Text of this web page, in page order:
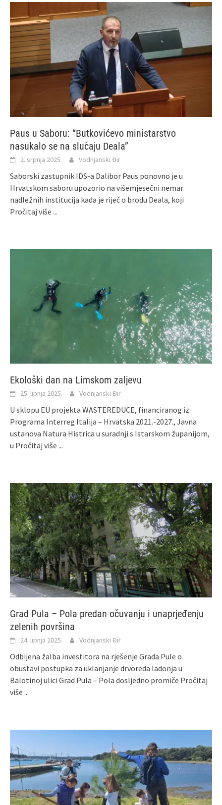
Paus u Saboru: “Butkovićevo ministarstvo
nasukalo se na slučaju Deala”
2. srpnja 2025. Vodnjanski Đir
Saborski zastupnik IDS-a Dalibor Paus ponovno je u
Hrvatskom saboru upozorio na višemjesečni nemar
nadležnih institucija kada je riječ o brodu Deala, koji
Pročitaj više ...
Ekološki dan na Limskom zaljevu
25. lipnja 2025. Vodnjanski Đir
U sklopu EU projekta WASTEREDUCE, financiranog iz
Programa Interreg Italija – Hrvatska 2021.-2027., Javna
ustanova Natura Histrica u suradnji s Istarskom županijom,
u Pročitaj više ...
Grad Pula – Pola predan očuvanju i unaprjeđenju
zelenih površina
24. lipnja 2025. Vodnjanski Đir
Odbijena žalba investitora na rješenje Grada Pule o
obustavi postupka za uklanjanje drvoreda ladonja u
Balotinoj ulici Grad Pula – Pola dosljedno promiče Pročitaj
više ...